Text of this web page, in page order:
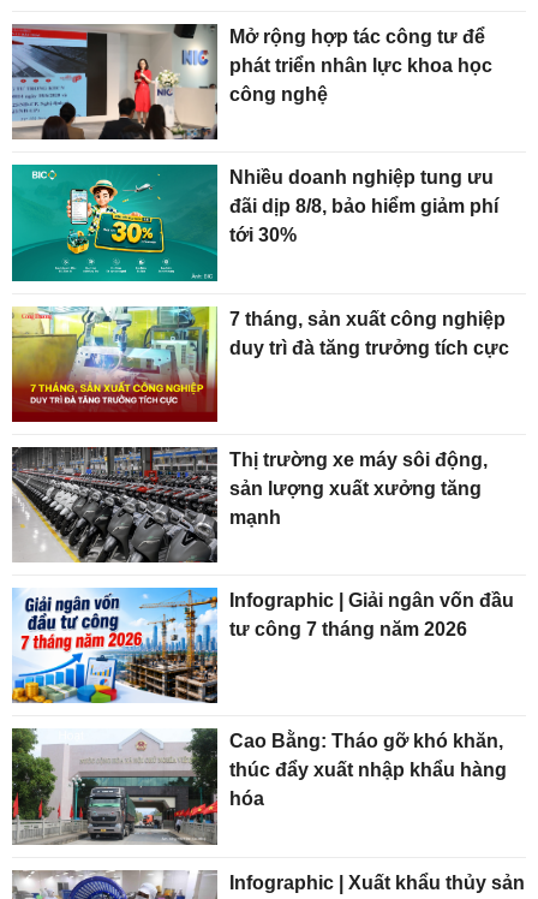
Mở rộng hợp tác công tư để
phát triển nhân lực khoa học
công nghệ
Nhiều doanh nghiệp tung ưu
đãi dịp 8/8, bảo hiểm giảm phí
tới 30%
7 tháng, sản xuất công nghiệp
duy trì đà tăng trưởng tích cực
Thị trường xe máy sôi động,
sản lượng xuất xưởng tăng
mạnh
Infographic | Giải ngân vốn đầu
tư công 7 tháng năm 2026
Cao Bằng: Tháo gỡ khó khăn,
thúc đẩy xuất nhập khẩu hàng
hóa
Infographic | Xuất khẩu thủy sản